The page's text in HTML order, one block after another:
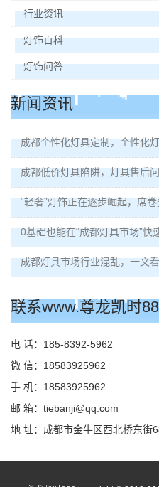
行业资讯
灯饰百科
灯饰问答
新闻资讯
成都个性化灯具定制，个性化
成都低价灯具陷阱，灯具售后
“轻奢”灯饰正在逐步崛起，席
0基础也能在“成都灯具市场”快
成都灯具市场行业混乱，一文
联系www.尊龙凯时
电 话：185-8392-5962
微 信：18583925962
手 机：18583925962
邮 箱： tiebanji@qq.com
地 址：成都市金牛区西北桥东街